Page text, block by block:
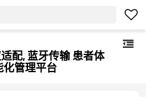
配, 蓝牙传输 患者体
化管理平台